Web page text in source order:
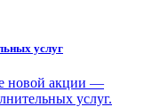
услуг
новой акции —
услуг.